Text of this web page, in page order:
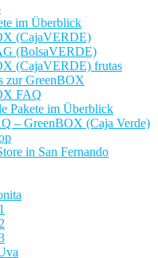
im Überblick
(CajaVERDE)
(BolsaVERDE)
(CajaVERDE) frutas
zur GreenBOX
FAQ
Pakete im Überblick
– GreenBOX (Caja Verde)
in San Fernando